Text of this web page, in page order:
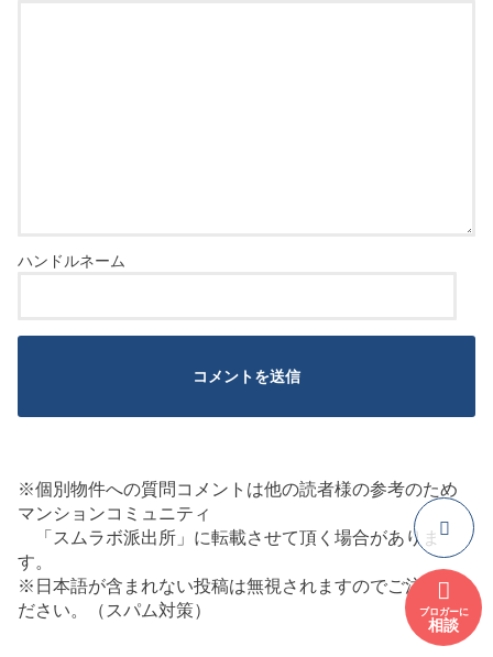
※個別物件への質問コメントは他の読者様の参考のため
マンションコミュニティ
「スムラボ派出所」に転載させて頂く場合がありま
す。
※日本語が含まれない投稿は無視されますのでご注意く
ださい。（スパム対策）
ブロガーに
相談